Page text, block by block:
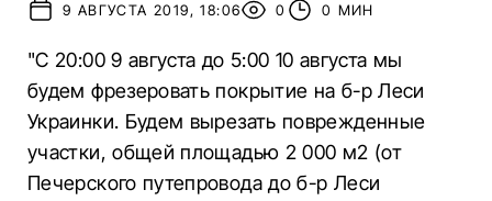
9 АВГУСТА 2019, 18:06 0 0 МИН
"С 20:00 9 августа до 5:00 10 августа мы
будем фрезеровать покрытие на б-р Леси
Украинки. Будем вырезать поврежденные
участки, общей площадью 2 000 м2 (от
Печерского путепровода до б-р Леси